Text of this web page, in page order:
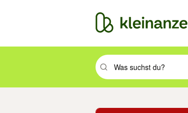
Suchbegriff eingeben.